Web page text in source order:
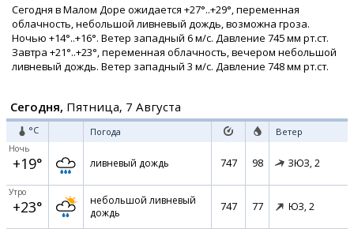
Сегодня в Малом Доре ожидается +27°..+29°, переменная
облачность, небольшой ливневый дождь, возможна гроза.
Ночью +14°..+16°. Ветер западный 6 м/с. Давление 745 мм рт.ст.
Завтра +21°..+23°, переменная облачность, вечером небольшой
ливневый дождь. Ветер западный 3 м/с. Давление 748 мм рт.ст.
Сегодня, Пятница, 7 Августа
°C Погода Ветер
Ночь
+19° ливневый дождь 747 98 ЗЮЗ, 2
Утро
+23°
небольшой ливневый
дождь
747 77 ЮЗ, 2